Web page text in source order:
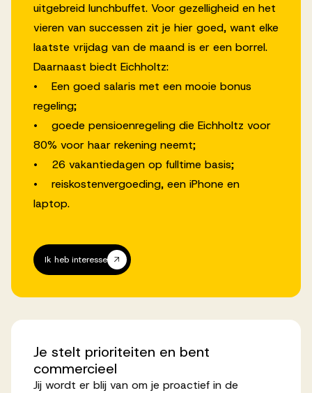
uitgebreid lunchbuffet. Voor gezelligheid en het
vieren van successen zit je hier goed, want elke
laatste vrijdag van de maand is er een borrel.
Daarnaast biedt Eichholtz:
• Een goed salaris met een mooie bonus
regeling;
• goede pensioenregeling die Eichholtz voor
80% voor haar rekening neemt;
• 26 vakantiedagen op fulltime basis;
• reiskostenvergoeding, een iPhone en
laptop.
Ik heb interesse
Je stelt prioriteiten en bent
commercieel
Jij wordt er blij van om je proactief in de